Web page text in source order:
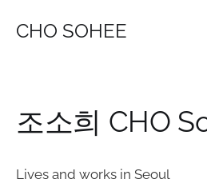
CHO SOHEE
조소희 CHO
Lives and works in Seoul